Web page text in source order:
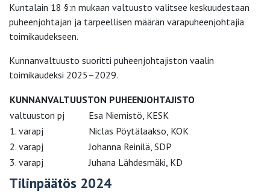
Kuntalain 18 §:n mukaan valtuusto valitsee keskuudestaan
puheenjohtajan ja tarpeellisen määrän varapuheenjohtajia
toimikaudekseen.
Kunnanvaltuusto suoritti puheenjohtajiston vaalin
toimikaudeksi 2025–2029.
KUNNANVALTUUSTON PUHEENJOHTAJISTO
valtuuston pj
Esa Niemistö, KESK
1. varapj
Niclas Pöytälaakso, KOK
2. varapj
Johanna Reinilä, SDP
3. varapj
Juhana Lähdesmäki, KD
Tilinpäätös 2024